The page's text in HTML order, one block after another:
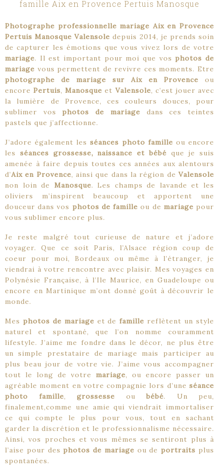
famille Aix en Provence Pertuis Manosque
Photographe professionnelle mariage Aix en Provence
Pertuis Manosque Valensoledepuis 2014, je prends soin
de capturer les émotions que vous vivez lors de votre
mariage. Il est important pour moi que vos photos de
mariage vous permettent de revivre ces moments. Etre
photographe de mariage sur Aix en Provence ou
encorePertuis,Manosque et Valensole, c’est jouer avec
la lumière de Provence, ces couleurs douces, pour
sublimer vos photos de mariage dans ces teintes
pastels que j’affectionne.
J’adore également lesséances photo famille ou encore
les séances grossesse, naissance et bébé que je suis
amenée à faire depuis toutes ces années aux alentours
d’Aix en Provence, ainsi que dans la région deValensole
non loin de Manosque. Les champs de lavande et les
oliviers m’inspirent beaucoup et apportent une
douceur dans vos photos de famille ou de mariage pour
vous sublimer encore plus.
Je reste malgré tout curieuse de nature et j’adore
voyager. Que ce soit Paris, l’Alsace région coup de
coeur pour moi, Bordeaux ou même à l’étranger, je
viendrai à votre rencontre avec plaisir. Mes voyages en
Polynésie Française, à l’Ile Maurice, en Guadeloupe ou
encore en Martinique m’ont donné goût à découvrir le
monde.
Mes photos de mariage et defamille reflètent un style
naturel et spontané, que l’on nomme couramment
lifestyle. J’aime me fondre dans le décor, ne plus être
un simple prestataire de mariage mais participer au
plus beau jour de votre vie. J’aime vous accompagner
tout le long de votre mariage, ou encore passer un
agréable moment en votre compagnie lors d’une séance
photo famille, grossesse ou bébé. Un peu,
finalement,comme une amie qui viendrait immortaliser
ce qui compte le plus pour vous, tout en sachant
garder la discrétion et le professionnalisme nécessaire.
Ainsi, vos proches et vous mêmes se sentiront plus à
l’aise pour des photos de mariage ou de portraits plus
spontanées.